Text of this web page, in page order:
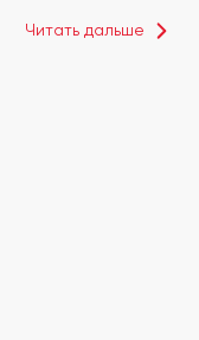
Читать дальше